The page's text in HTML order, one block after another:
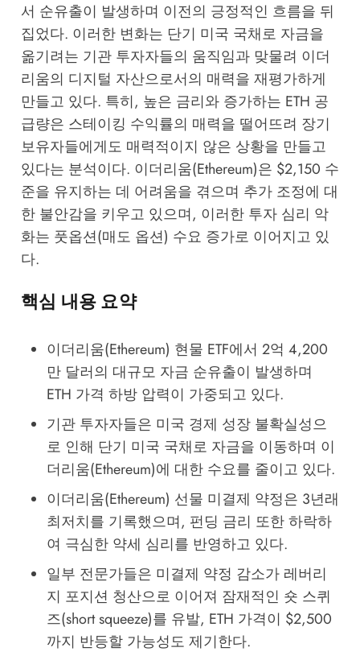
서 순유출이 발생하며 이전의 긍정적인 흐름을 뒤
집었다. 이러한 변화는 단기 미국 국채로 자금을
옮기려는 기관 투자자들의 움직임과 맞물려 이더
리움의 디지털 자산으로서의 매력을 재평가하게
만들고 있다. 특히, 높은 금리와 증가하는 ETH 공
급량은 스테이킹 수익률의 매력을 떨어뜨려 장기
보유자들에게도 매력적이지 않은 상황을 만들고
있다는 분석이다. 이더리움(Ethereum)은 $2,150 수
준을 유지하는 데 어려움을 겪으며 추가 조정에 대
한 불안감을 키우고 있으며, 이러한 투자 심리 악
화는 풋옵션(매도 옵션) 수요 증가로 이어지고 있
다.
핵심 내용 요약
이더리움(Ethereum) 현물 ETF에서 2억 4,200
만 달러의 대규모 자금 순유출이 발생하며
ETH 가격 하방 압력이 가중되고 있다.
기관 투자자들은 미국 경제 성장 불확실성으
로 인해 단기 미국 국채로 자금을 이동하며 이
더리움(Ethereum)에 대한 수요를 줄이고 있다.
이더리움(Ethereum) 선물 미결제 약정은 3년래
최저치를 기록했으며, 펀딩 금리 또한 하락하
여 극심한 약세 심리를 반영하고 있다.
일부 전문가들은 미결제 약정 감소가 레버리
지 포지션 청산으로 이어져 잠재적인 숏 스퀴
즈(short squeeze)를 유발, ETH 가격이 $2,500
까지 반등할 가능성도 제기한다.